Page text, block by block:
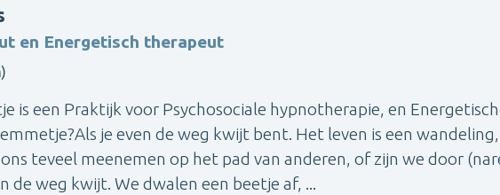
en Energetisch therapeut
is een Praktijk voor Psychosociale hypnotherapie, en
je even de weg kwijt bent. Het leven is een
teveel meenemen op het pad van anderen, of zijn we door
de weg kwijt. We dwalen een beetje af, ...